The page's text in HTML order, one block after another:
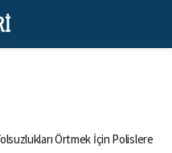
Örtmek İçin Polislere